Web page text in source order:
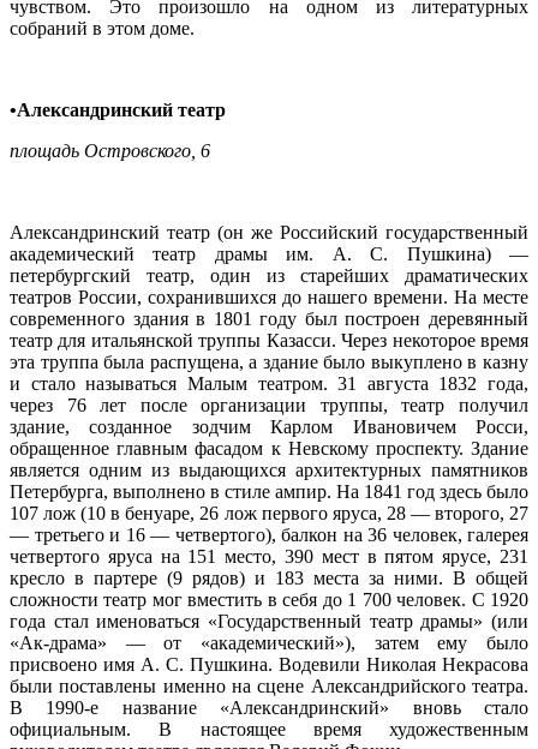
чувством. Это произошло на одном из литературных
собраний в этом доме.
•Александринский театр
площадь Островского, 6
Александринский театр (он же Российский государственный
академический театр драмы им. А. С. Пушкина) —
петербургский театр, один из старейших драматических
театров России, сохранившихся до нашего времени. На месте
современного здания в 1801 году был построен деревянный
театр для итальянской труппы Казасси. Через некоторое время
эта труппа была распущена, а здание было выкуплено в казну
и стало называться Малым театром. 31 августа 1832 года,
через 76 лет после организации труппы, театр получил
здание, созданное зодчим Карлом Ивановичем Росси,
обращенное главным фасадом к Невскому проспекту. Здание
является одним из выдающихся архитектурных памятников
Петербурга, выполнено в стиле ампир. На 1841 год здесь было
107 лож (10 в бенуаре, 26 лож первого яруса, 28 — второго, 27
— третьего и 16 — четвертого), балкон на 36 человек, галерея
четвертого яруса на 151 место, 390 мест в пятом ярусе, 231
кресло в партере (9 рядов) и 183 места за ними. В общей
сложности театр мог вместить в себя до 1 700 человек. C 1920
года стал именоваться «Государственный театр драмы» (или
«Ак-драма» — от «академический»), затем ему было
присвоено имя А. С. Пушкина. Водевили Николая Некрасова
были поставлены именно на сцене Александрийского театра.
В 1990-е название «Александринский» вновь стало
официальным. В настоящее время художественным